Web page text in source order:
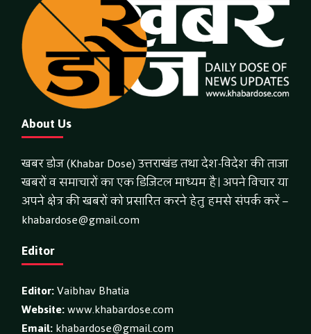
About Us
खबर डोज (Khabar Dose) उत्तराखंड तथा देश-विदेश की ताजा
खबरों व समाचारों का एक डिजिटल माध्यम है। अपने विचार या
अपने क्षेत्र की खबरों को प्रसारित करने हेतु हमसे संपर्क करें –
khabardose@gmail.com
Editor
Editor:Vaibhav Bhatia
Website:www.khabardose.com
Email:khabardose@gmail.com